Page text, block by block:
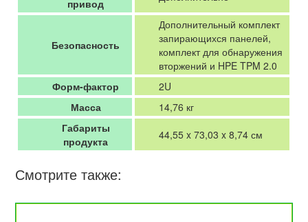
привод
Безопасность
Дополнительный комплект
запирающихся панелей,
комплект для обнаружения
вторжений и HPE TPM 2.0
Форм-фактор
2U
Масса
14,76 кг
Габариты
продукта
44,55 x 73,03 x 8,74 см
Смотрите также: